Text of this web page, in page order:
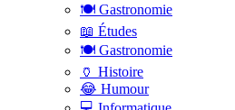
🍽️ Gastronomie
📖 Études
🍽️ Gastronomie
🏺 Histoire
😂 Humour